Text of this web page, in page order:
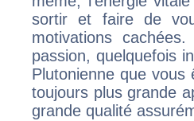
sortir et faire de
motivations
passion, quelquefois
Plutonienne que
toujours plus grande
grande qualité